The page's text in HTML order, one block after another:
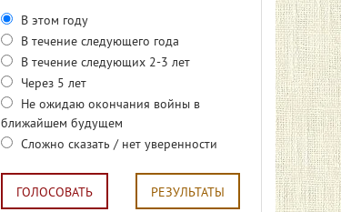
В этом году
В течение следующего года
В течение следующих 2-3 лет
Через 5 лет
Не ожидаю окончания войны в
ближайшем будущем
Сложно сказать / нет уверенности
ГОЛОСОВАТЬ РЕЗУЛЬТАТЫ